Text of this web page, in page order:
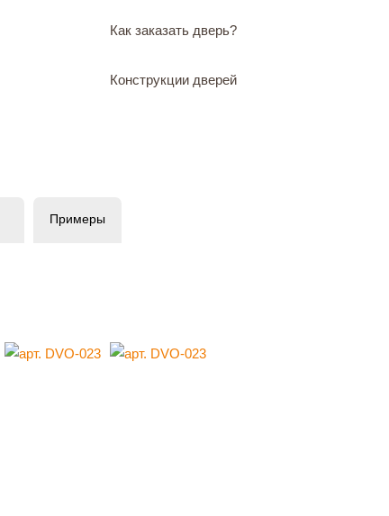
Как заказать дверь?
Конструкции дверей
Примеры